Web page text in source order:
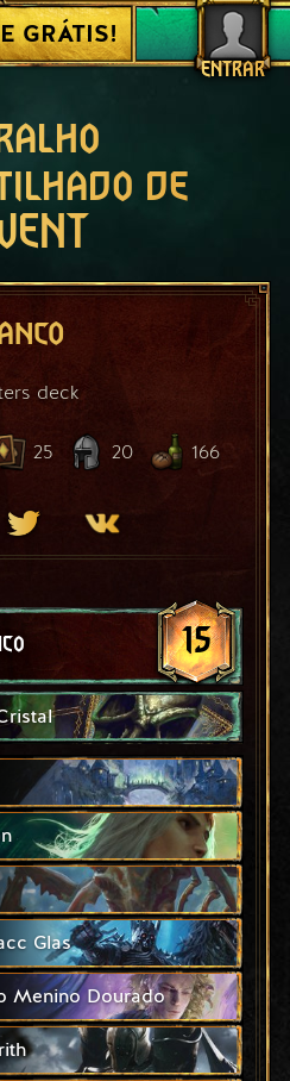
ENTRAR
GRÁTIS!
de
deck
25 20 166
15
Glas
Menino Dourado